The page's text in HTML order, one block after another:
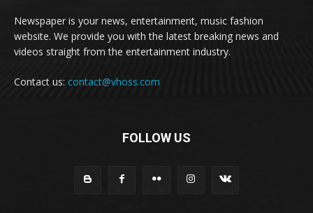
Newspaper is your news, entertainment, music fashion
website. We provide you with the latest breaking news and
videos straight from the entertainment industry.
Contact us: contact@vhoss.com
FOLLOW US